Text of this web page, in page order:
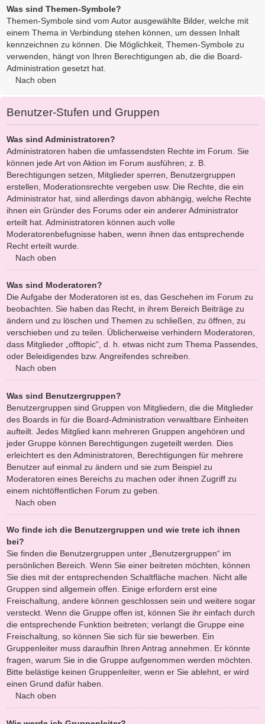
Was sind Themen-Symbole?
Themen-Symbole sind vom Autor ausgewählte Bilder, welche mit
einem Thema in Verbindung stehen können, um dessen Inhalt
kennzeichnen zu können. Die Möglichkeit, Themen-Symbole zu
verwenden, hängt von Ihren Berechtigungen ab, die die Board-
Administration gesetzt hat.
Nach oben
Benutzer-Stufen und Gruppen
Was sind Administratoren?
Administratoren haben die umfassendsten Rechte im Forum. Sie
können jede Art von Aktion im Forum ausführen; z. B.
Berechtigungen setzen, Mitglieder sperren, Benutzergruppen
erstellen, Moderationsrechte vergeben usw. Die Rechte, die ein
Administrator hat, sind allerdings davon abhängig, welche Rechte
ihnen ein Gründer des Forums oder ein anderer Administrator
erteilt hat. Administratoren können auch volle
Moderatorenbefugnisse haben, wenn ihnen das entsprechende
Recht erteilt wurde.
Nach oben
Was sind Moderatoren?
Die Aufgabe der Moderatoren ist es, das Geschehen im Forum zu
beobachten. Sie haben das Recht, in ihrem Bereich Beiträge zu
ändern und zu löschen und Themen zu schließen, zu öffnen, zu
verschieben und zu teilen. Üblicherweise verhindern Moderatoren,
dass Mitglieder „offtopic“, d. h. etwas nicht zum Thema Passendes,
oder Beleidigendes bzw. Angreifendes schreiben.
Nach oben
Was sind Benutzergruppen?
Benutzergruppen sind Gruppen von Mitgliedern, die die Mitglieder
des Boards in für die Board-Administration verwaltbare Einheiten
aufteilt. Jedes Mitglied kann mehreren Gruppen angehören und
jeder Gruppe können Berechtigungen zugeteilt werden. Dies
erleichtert es den Administratoren, Berechtigungen für mehrere
Benutzer auf einmal zu ändern und sie zum Beispiel zu
Moderatoren eines Bereichs zu machen oder ihnen Zugriff zu
einem nichtöffentlichen Forum zu geben.
Nach oben
Wo finde ich die Benutzergruppen und wie trete ich ihnen
bei?
Sie finden die Benutzergruppen unter „Benutzergruppen“ im
persönlichen Bereich. Wenn Sie einer beitreten möchten, können
Sie dies mit der entsprechenden Schaltfläche machen. Nicht alle
Gruppen sind allgemein offen. Einige erfordern erst eine
Freischaltung, andere können geschlossen sein und weitere sogar
versteckt. Wenn die Gruppe offen ist, können Sie ihr einfach durch
die entsprechende Funktion beitreten; verlangt die Gruppe eine
Freischaltung, so können Sie sich für sie bewerben. Ein
Gruppenleiter muss daraufhin Ihren Antrag annehmen. Er könnte
fragen, warum Sie in die Gruppe aufgenommen werden möchten.
Bitte belästige keinen Gruppenleiter, wenn er Sie ablehnt, er wird
einen Grund dafür haben.
Nach oben